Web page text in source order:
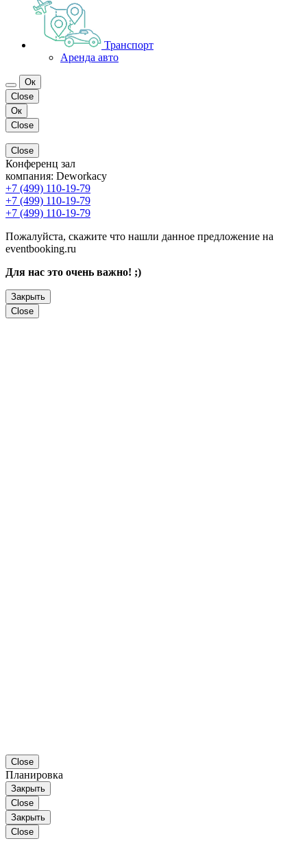
Транспорт
Аренда авто
Ок
Close
Ок
Close
Close
Конференц зал
компания: Deworkacy
+7 (499) 110-19-79
+7 (499) 110-19-79
+7 (499) 110-19-79
Пожалуйста, скажите что нашли данное предложение на
eventbooking.ru
Для нас это очень важно! ;)
Закрыть
Close
Close
Планировка
Закрыть
Close
Закрыть
Close